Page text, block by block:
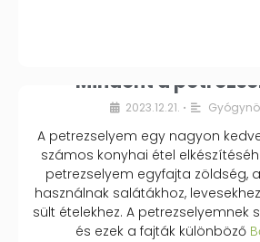
Mindent a
2023.12.21. •
A petrezselyem egy nagyon
számos konyhai étel
petrezselyem egyfajta zöldség,
használnak salátákhoz,
sült ételekhez. A petrezselyemnek
és ezek a fajták különböző